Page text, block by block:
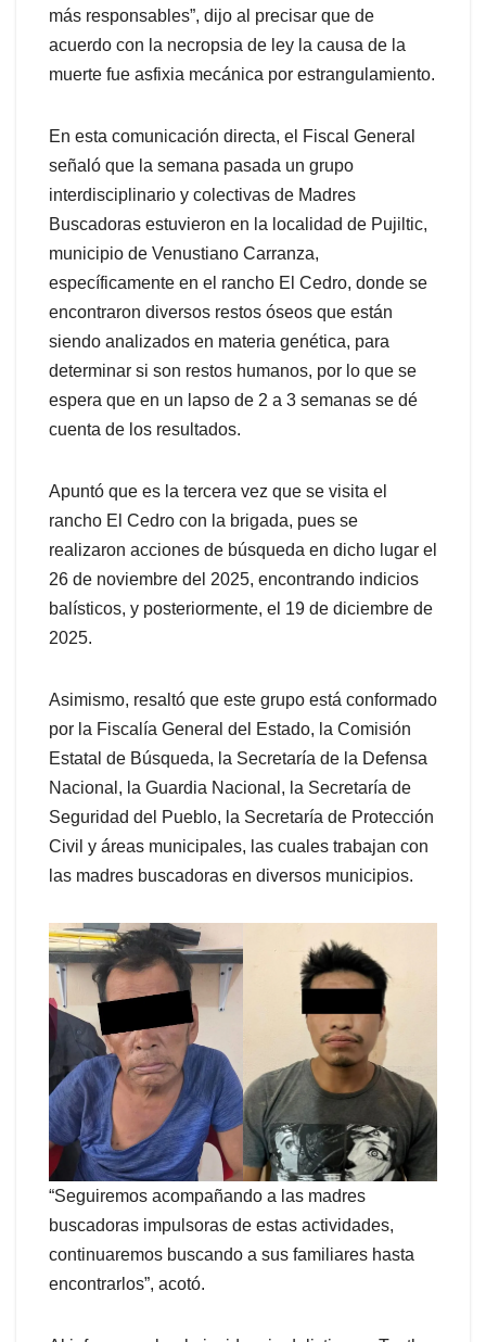
más responsables”, dijo al precisar que de
acuerdo con la necropsia de ley la causa de la
muerte fue asfixia mecánica por estrangulamiento.
En esta comunicación directa, el Fiscal General
señaló que la semana pasada un grupo
interdisciplinario y colectivas de Madres
Buscadoras estuvieron en la localidad de Pujiltic,
municipio de Venustiano Carranza,
específicamente en el rancho El Cedro, donde se
encontraron diversos restos óseos que están
siendo analizados en materia genética, para
determinar si son restos humanos, por lo que se
espera que en un lapso de 2 a 3 semanas se dé
cuenta de los resultados.
Apuntó que es la tercera vez que se visita el
rancho El Cedro con la brigada, pues se
realizaron acciones de búsqueda en dicho lugar el
26 de noviembre del 2025, encontrando indicios
balísticos, y posteriormente, el 19 de diciembre de
2025.
Asimismo, resaltó que este grupo está conformado
por la Fiscalía General del Estado, la Comisión
Estatal de Búsqueda, la Secretaría de la Defensa
Nacional, la Guardia Nacional, la Secretaría de
Seguridad del Pueblo, la Secretaría de Protección
Civil y áreas municipales, las cuales trabajan con
las madres buscadoras en diversos municipios.
“Seguiremos acompañando a las madres
buscadoras impulsoras de estas actividades,
continuaremos buscando a sus familiares hasta
encontrarlos”, acotó.